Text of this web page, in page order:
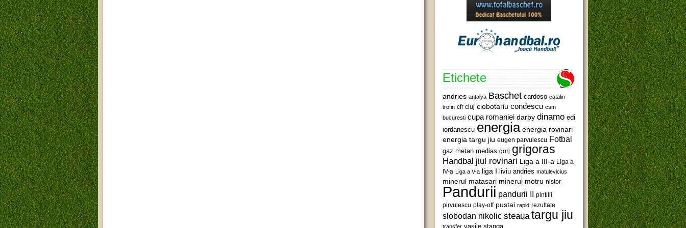
Etichete
andries antalya Baschet cardoso catalin
trofin cfr cluj ciobotariu condescu csm
bucuresti cupa romaniei darby dinamo edi
iordanescu energia energia rovinari
energia targu jiu eugen parvulescu Fotbal
gaz metan medias gorj grigoras
Handbal jiul rovinari Liga a III-a Liga a
IV-a Liga a V-a liga I liviu andries matulevicius
minerul matasari minerul motru nistor
Pandurii pandurii II pintilii
pirvulescu play-off pustai rapid rezultate
slobodan nikolic steaua targu jiu
transfer vasile stanga